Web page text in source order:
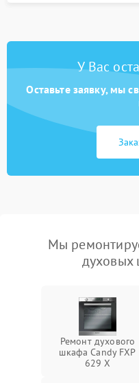
У Вас
Оставьте заявку, мы
Мы
духовых
Ремонт духового
шкафа Candy FXP
629 X